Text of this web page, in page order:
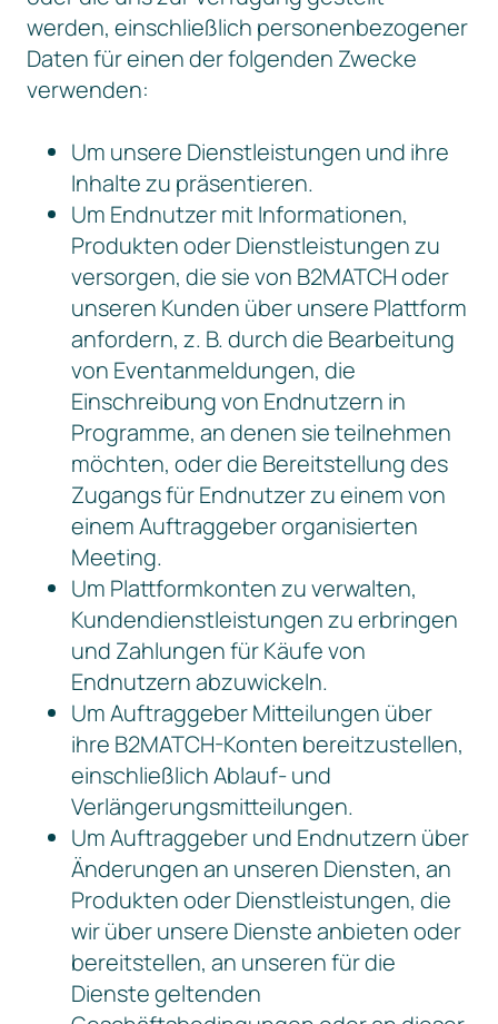
werden, einschließlich personenbezogener
Daten für einen der folgenden Zwecke
verwenden:
Um unsere Dienstleistungen und ihre
Inhalte zu präsentieren.
Um Endnutzer mit Informationen,
Produkten oder Dienstleistungen zu
versorgen, die sie von B2MATCH oder
unseren Kunden über unsere Plattform
anfordern, z. B. durch die Bearbeitung
von Eventanmeldungen, die
Einschreibung von Endnutzern in
Programme, an denen sie teilnehmen
möchten, oder die Bereitstellung des
Zugangs für Endnutzer zu einem von
einem Auftraggeber organisierten
Meeting.
Um Plattformkonten zu verwalten,
Kundendienstleistungen zu erbringen
und Zahlungen für Käufe von
Endnutzern abzuwickeln.
Um Auftraggeber Mitteilungen über
ihre B2MATCH-Konten bereitzustellen,
einschließlich Ablauf- und
Verlängerungsmitteilungen.
Um Auftraggeber und Endnutzern über
Änderungen an unseren Diensten, an
Produkten oder Dienstleistungen, die
wir über unsere Dienste anbieten oder
bereitstellen, an unseren für die
Dienste geltenden